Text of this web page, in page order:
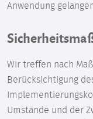
Anwendung
Wir treffen nach
Berücksichtigung
Umstände und der